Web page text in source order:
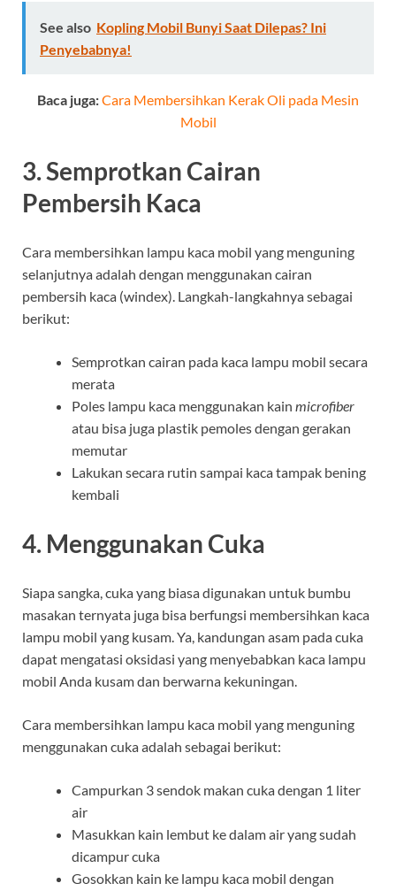
See also Kopling Mobil Bunyi Saat Dilepas? Ini
Penyebabnya!
Baca juga:Cara Membersihkan Kerak Oli pada Mesin
Mobil
3. Semprotkan Cairan
Pembersih Kaca
Cara membersihkan lampu kaca mobil yang menguning
selanjutnya adalah dengan menggunakan cairan
pembersih kaca (windex). Langkah-langkahnya sebagai
berikut:
Semprotkan cairan pada kaca lampu mobil secara
merata
Poles lampu kaca menggunakan kain microfiber
atau bisa juga plastik pemoles dengan gerakan
memutar
Lakukan secara rutin sampai kaca tampak bening
kembali
4. Menggunakan Cuka
Siapa sangka, cuka yang biasa digunakan untuk bumbu
masakan ternyata juga bisa berfungsi membersihkan kaca
lampu mobil yang kusam. Ya, kandungan asam pada cuka
dapat mengatasi oksidasi yang menyebabkan kaca lampu
mobil Anda kusam dan berwarna kekuningan.
Cara membersihkan lampu kaca mobil yang menguning
menggunakan cuka adalah sebagai berikut:
Campurkan 3 sendok makan cuka dengan 1 liter
air
Masukkan kain lembut ke dalam air yang sudah
dicampur cuka
Gosokkan kain ke lampu kaca mobil dengan